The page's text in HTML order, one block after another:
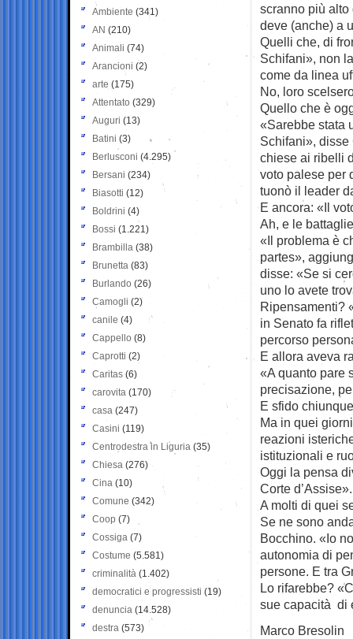
scranno più
deve (anche) a
Quelli che, di
Schifani», non
come da linea
No, loro
Quello che è
«Sarebbe stata
Schifani», disse
chiese ai ribelli
voto palese per
tuonò il leader
E ancora: «Il
Ah, e le
«Il problema è
partes»,
disse: «Se si
uno lo avete
Ripensamenti?
in Senato fa
percorso
E allora aveva
«A quanto pare
precisazione,
E sfido
Ma in quei
reazioni
istituzionali e
Oggi la pensa
Corte d’Assise».
A molti di quei
Se ne sono
Bocchino. «Io
autonomia di
persone. E tra
Lo rifarebbe?
sue capacità di
Marco Bresolin
Ambiente (341)
AN (210)
Animali (74)
Arancioni (2)
arte (175)
Attentato (329)
Auguri (13)
Batini (3)
Berlusconi (4.295)
Bersani (234)
Biasotti (12)
Boldrini (4)
Bossi (1.221)
Brambilla (38)
Brunetta (83)
Burlando (26)
Camogli (2)
canile (4)
Cappello (8)
Caprotti (2)
Caritas (6)
carovita (170)
casa (247)
Casini (119)
Centrodestra in Liguria (35)
Chiesa (276)
Cina (10)
Comune (342)
Coop (7)
Cossiga (7)
Costume (5.581)
criminalità (1.402)
democratici e progressisti (19)
denuncia (14.528)
destra (573)